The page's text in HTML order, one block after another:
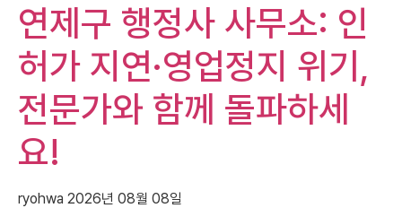
연제구 행정사 사무소: 인
허가 지연·영업정지 위기,
전문가와 함께 돌파하세
요!
ryohwa 2026년 08월 08일